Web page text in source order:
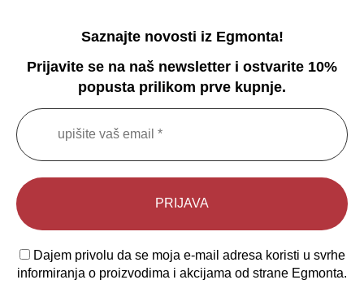
Saznajte novosti iz Egmonta!
Prijavite se na naš newsletter i ostvarite 10%
popusta prilikom prve kupnje.
Dajem privolu da se moja e-mail adresa koristi u svrhe
informiranja o proizvodima i akcijama od strane Egmonta.